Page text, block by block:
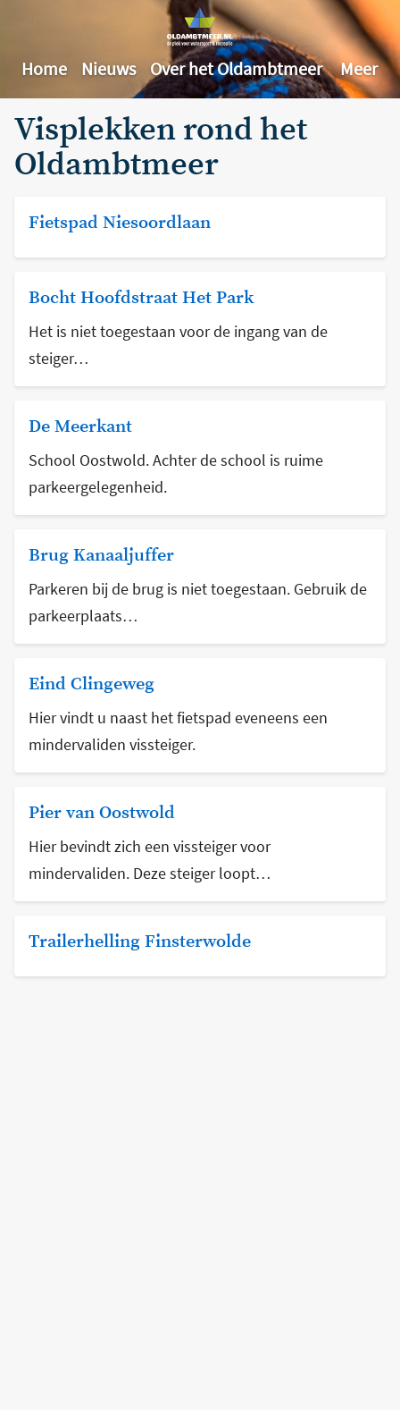
Home Nieuws Over het Oldambtmeer Meer
Visplekken rond het
Oldambtmeer
Fietspad Niesoordlaan
Bocht Hoofdstraat Het Park
Het is niet toegestaan voor de ingang van de
steiger…
De Meerkant
School Oostwold. Achter de school is ruime
parkeergelegenheid.
Brug Kanaaljuffer
Parkeren bij de brug is niet toegestaan. Gebruik de
parkeerplaats…
Eind Clingeweg
Hier vindt u naast het fietspad eveneens een
mindervaliden vissteiger.
Pier van Oostwold
Hier bevindt zich een vissteiger voor
mindervaliden. Deze steiger loopt…
Trailerhelling Finsterwolde